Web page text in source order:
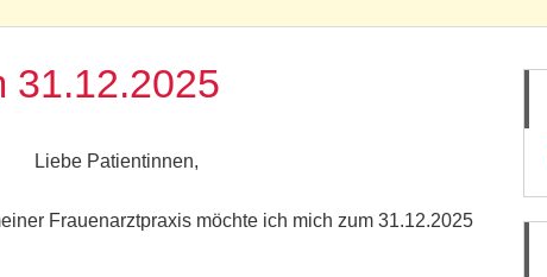
31.12.2025
Liebe Patientinnen,
Frauenarzt­praxis möchte ich mich zum 31.12.2025